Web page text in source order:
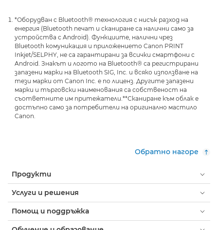
*Оборудван с Bluetooth® технология с нисък разход на
енергия (Bluetooth печат и сканиране са налични само за
устройства с Android). Функциите, налични чрез
Bluetooth комуникация и приложението Canon PRINT
Inkjet/SELPHY, не са гарантирани за всички смартфони с
Android. Знакът и логото на Bluetooth® са регистрирани
запазени марки на Bluetooth SIG, Inc. и всяко използване на
тези марки от Canon Inc. е по лиценз. Другите запазени
марки и търговски наименования са собственост на
съответните им притежатели.**Сканиране към облак е
достъпно само за потребители на оригинално мастило
Canon.
Обратно нагоре
Продукти
Услуги и решения
Помощ и поддръжка